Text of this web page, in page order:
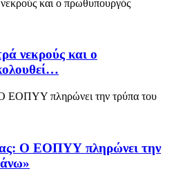
νεκρούς και ο
Ο ΕΟΠΥΥ πληρώνει την